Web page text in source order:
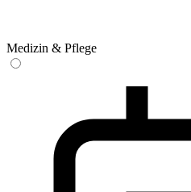
Medizin & Pflege